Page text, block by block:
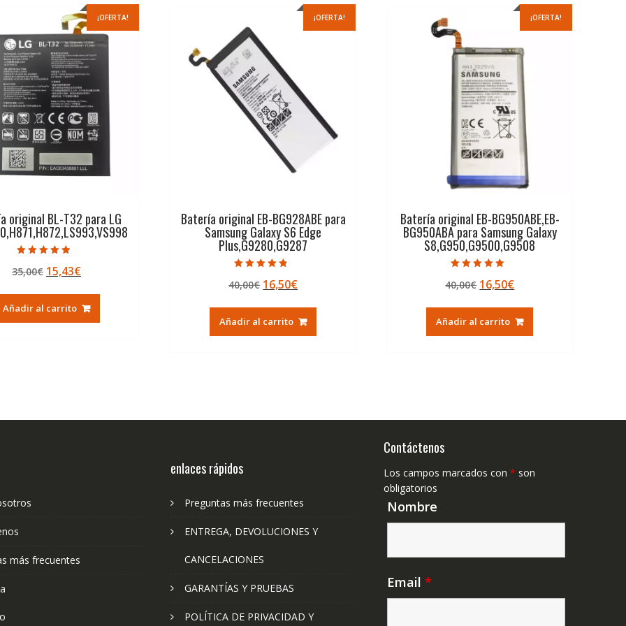
¡OFERTA!
original BL-T32 para LG
4.50
de 5
35,00€ El
original
era:
15,43€El
actual
es:
Añadir al carrito
¡OFERTA!
Batería original EB-BG928ABE para
Samsung Galaxy S6 Edge
Plus,G9280,G9287
4.50
de 5
40,00€ El
original
era:
16,50€El
actual
es:
Añadir al carrito
¡OFERTA!
Batería original EB-BG950ABE,EB-
BG950ABA para Samsung Galaxy
S8,G950,G9500,G9508
5.00
de 5
40,00€ El
original
era:
16,50€El
actual
es:
Añadir al carrito
más frecuentes
enlaces rápidos
Preguntas más frecuentes
ENTREGA, DEVOLUCIONES Y
CANCELACIONES
GARANTÍAS Y PRUEBAS
POLÍTICA DE PRIVACIDAD Y
Contáctenos
Los campos marcados con * son
obligatorios
Nombre
Email *